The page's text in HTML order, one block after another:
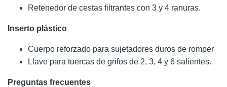
Retenedor de cestas filtrantes con 3 y 4 ranuras.
Inserto plástico
Cuerpo reforzado para sujetadores duros de romper
Llave para tuercas de grifos de 2, 3, 4 y 6 salientes.
Preguntas frecuentes